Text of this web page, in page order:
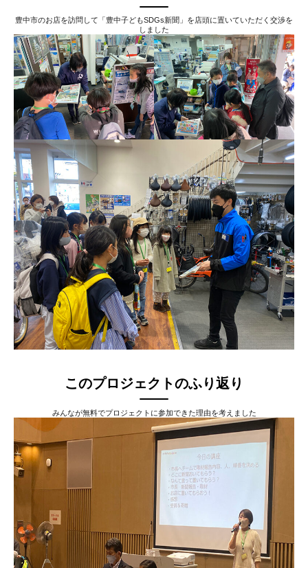
豊中市のお店を訪問して「豊中子どもSDGs新聞」を店頭に置いていただく交渉を
しました
このプロジェクトのふり返り
みんなが無料でプロジェクトに参加できた理由を考えました